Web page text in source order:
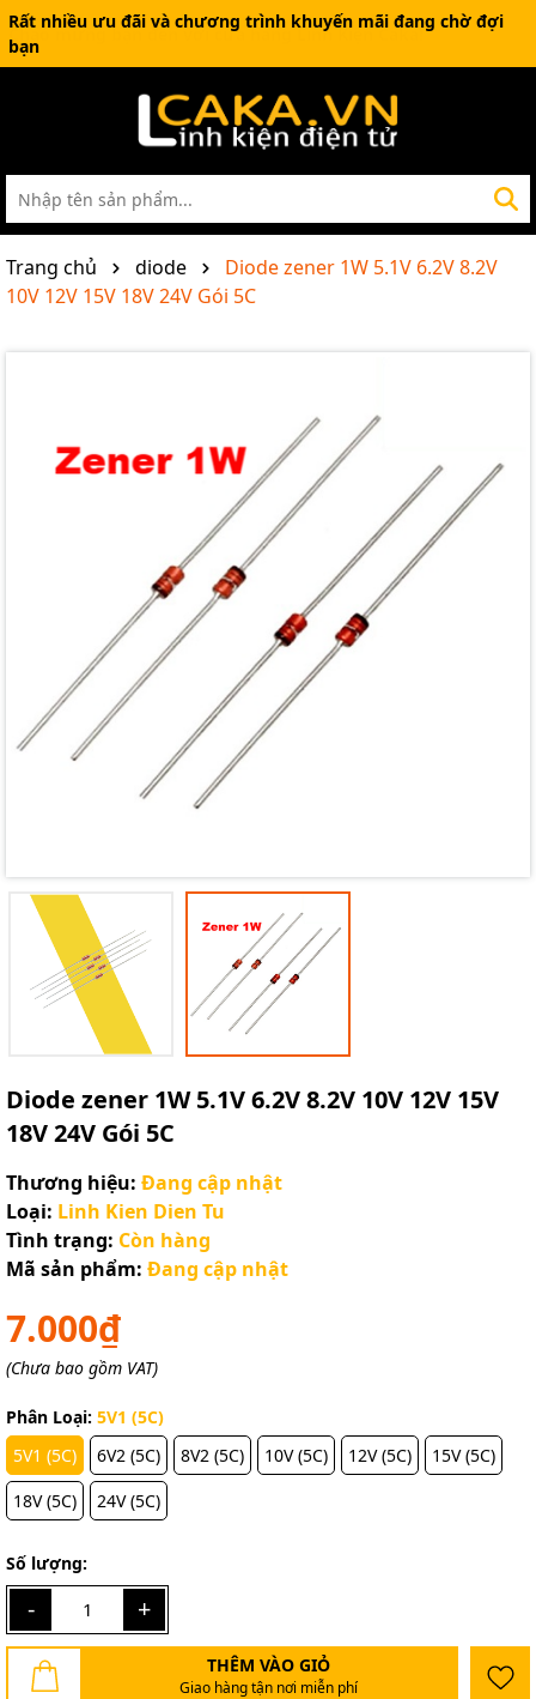
Rất nhiều ưu đãi và chương trình khuyến mãi đang chờ đợi
bạn
Trang chủ diode
Diode zener 1W 5.1V 6.2V 8.2V
10V 12V 15V 18V 24V Gói 5C
Diode zener 1W 5.1V 6.2V 8.2V 10V 12V 15V
18V 24V Gói 5C
Thương hiệu: Đang cập nhật
Loại: Linh Kien Dien Tu
Tình trạng: Còn hàng
Mã sản phẩm: Đang cập nhật
7.000₫
(Chưa bao gồm VAT)
Phân Loại: 5V1 (5C)
5V1 (5C)
6V2 (5C) 8V2 (5C) 10V (5C) 12V (5C)
15V (5C)
18V (5C)
24V (5C)
Số lượng:
- +
THÊM VÀO GIỎ
Giao hàng tận nơi miễn phí
Ngày hết hạn:
Điều kiện: